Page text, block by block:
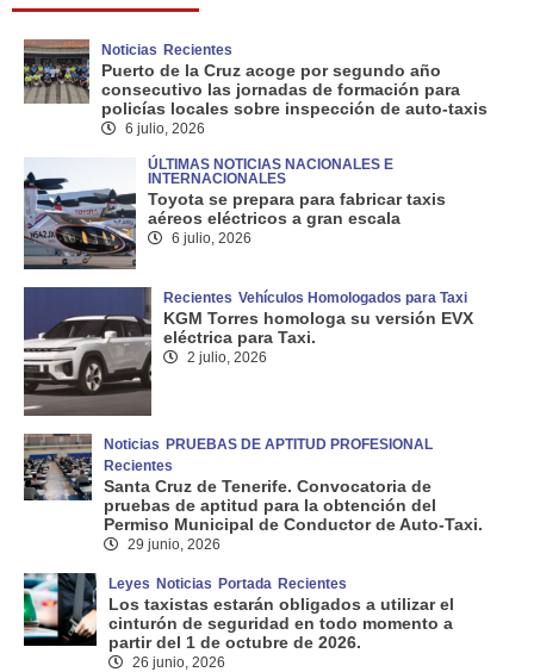
Noticias Recientes
Puerto de la Cruz acoge por segundo año
consecutivo las jornadas de formación para
policías locales sobre inspección de auto-taxis
6 julio, 2026
ÚLTIMAS NOTICIAS NACIONALES E
INTERNACIONALES
Toyota se prepara para fabricar taxis
aéreos eléctricos a gran escala
6 julio, 2026
Recientes Vehículos Homologados para Taxi
KGM Torres homologa su versión EVX
eléctrica para Taxi.
2 julio, 2026
Noticias PRUEBAS DE APTITUD PROFESIONAL
Recientes
Santa Cruz de Tenerife. Convocatoria de
pruebas de aptitud para la obtención del
Permiso Municipal de Conductor de Auto-Taxi.
29 junio, 2026
Leyes Noticias Portada Recientes
Los taxistas estarán obligados a utilizar el
cinturón de seguridad en todo momento a
partir del 1 de octubre de 2026.
26 junio, 2026